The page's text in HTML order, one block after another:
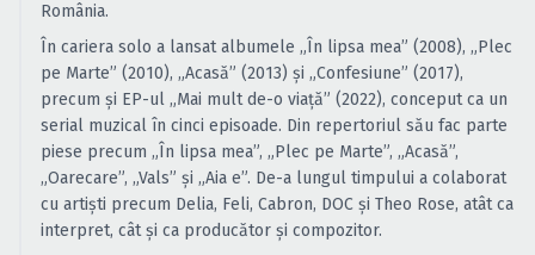
BILETE
Autentificare
Caută în site...
România.
În cariera solo a lansat albumele „În lipsa mea” (2008), „Plec
pe Marte” (2010), „Acasă” (2013) și „Confesiune” (2017),
precum și EP-ul „Mai mult de-o viață” (2022), conceput ca un
serial muzical în cinci episoade. Din repertoriul său fac parte
piese precum „În lipsa mea”, „Plec pe Marte”, „Acasă”,
„Oarecare”, „Vals” și „Aia e”. De-a lungul timpului a colaborat
cu artiști precum Delia, Feli, Cabron, DOC și Theo Rose, atât ca
interpret, cât și ca producător și compozitor.